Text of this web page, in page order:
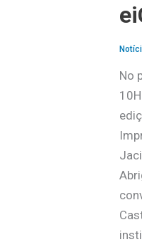
No